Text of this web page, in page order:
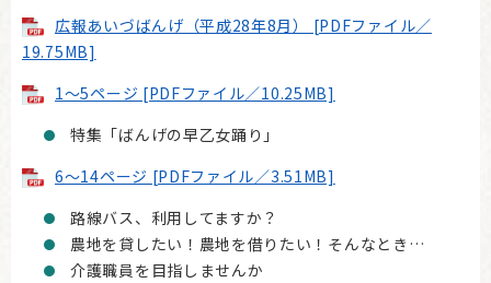
広報あいづばんげ（平成28年8月） [PDFファイル／
19.75MB]
1～5ページ [PDFファイル／10.25MB]
特集「ばんげの早乙女踊り」
6～14ページ [PDFファイル／3.51MB]
路線バス、利用してますか？
農地を貸したい！農地を借りたい！そんなとき…
介護職員を目指しませんか